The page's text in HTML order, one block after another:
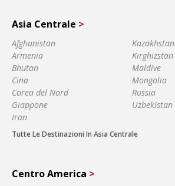
Asia Centrale >
Afghanistan
Armenia
Bhutan
Cina
Corea del Nord
Giappone
Iran
Kazakhstan
Kirghizstan
Maldive
Mongolia
Russia
Uzbekistan
Tutte Le Destinazioni In Asia Centrale
Centro America >